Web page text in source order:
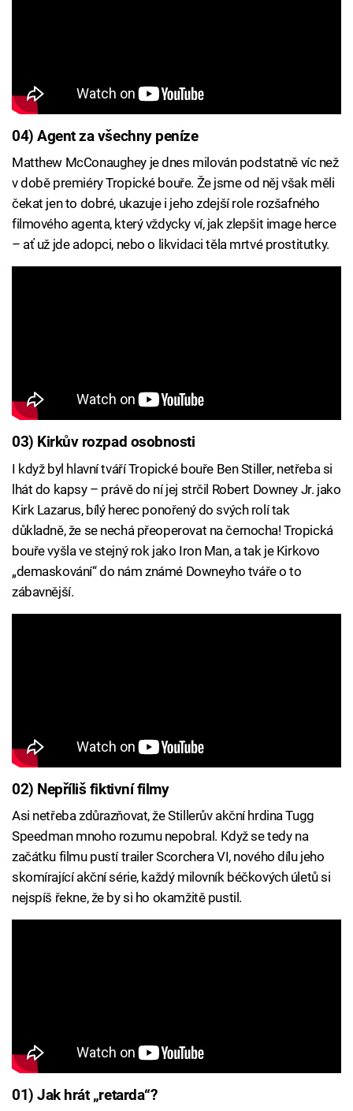
04) Agent za všechny peníze
Matthew McConaughey je dnes milován podstatně víc než
v době premiéry Tropické bouře. Že jsme od něj však měli
čekat jen to dobré, ukazuje i jeho zdejší role rozšafného
filmového agenta, který vždycky ví, jak zlepšit image herce
– ať už jde adopci, nebo o likvidaci těla mrtvé prostitutky.
03) Kirkův rozpad osobnosti
I když byl hlavní tváří Tropické bouře Ben Stiller, netřeba si
lhát do kapsy – právě do ní jej strčil Robert Downey Jr. jako
Kirk Lazarus, bílý herec ponořený do svých rolí tak
důkladně, že se nechá přeoperovat na černocha! Tropická
bouře vyšla ve stejný rok jako Iron Man, a tak je Kirkovo
„demaskování“ do nám známé Downeyho tváře o to
zábavnější.
02) Nepříliš fiktivní filmy
Asi netřeba zdůrazňovat, že Stillerův akční hrdina Tugg
Speedman mnoho rozumu nepobral. Když se tedy na
začátku filmu pustí trailer Scorchera VI, nového dílu jeho
skomírající akční série, každý milovník béčkových úletů si
nejspíš řekne, že by si ho okamžitě pustil.
01) Jak hrát „retarda“?